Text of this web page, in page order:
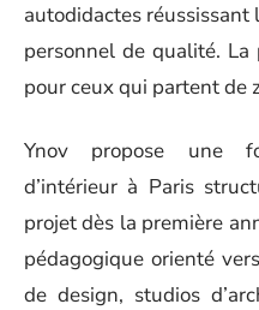
autodidactes
personnel de qualité.
pour ceux qui partent de
Ynov propose une
d’intérieur à Paris
projet dès la première
pédagogique orienté
de design, studios